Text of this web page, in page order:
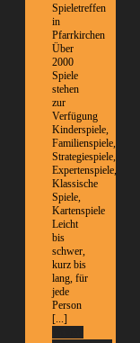
Spieletreffen
in
Pfarrkirchen
Über
2000
Spiele
stehen
zur
Verfügung
Kinderspiele,
Familienspiele,
Strategiespiele,
Expertenspiele,
Klassische
Spiele,
Kartenspiele
Leicht
bis
schwer,
kurz bis
lang, für
jede
Person
[...]